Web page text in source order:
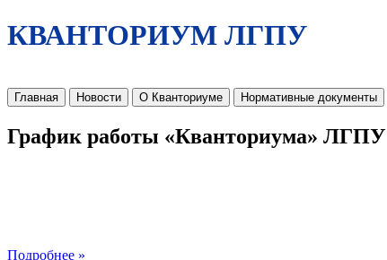
КВАНТОРИУМ ЛГПУ
Главная Новости О Кванториуме Нормативные документы
График работы «Кванториума» ЛГПУ
Подробнее »